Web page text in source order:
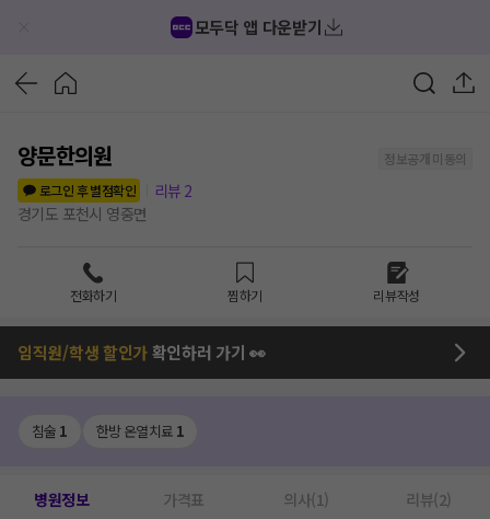
모두닥 앱 다운받기
양문한의원
정보공개 미동의
로그인 후 별점확인
리뷰 2
경기도 포천시 영중면
전화하기 찜하기 리뷰작성
임직원/학생 할인가확인하러 가기 👀
침술 1 한방 온열치료 1
병원정보 가격표 의사(1) 리뷰(2)